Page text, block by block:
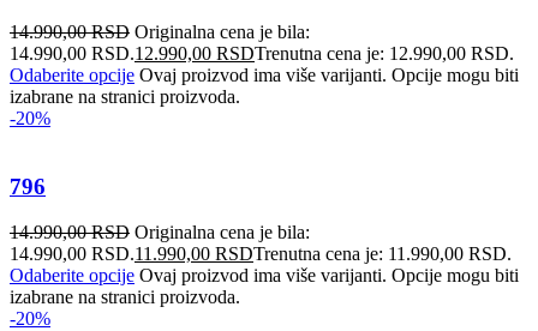
14.990,00RSD Originalna cena je bila:
14.990,00 RSD.12.990,00 RSDTrenutna cena je: 12.990,00 RSD.
Odaberite opcije Ovaj proizvod ima više varijanti. Opcije mogu biti
izabrane na stranici proizvoda.
-20%
796
14.990,00RSD Originalna cena je bila:
14.990,00 RSD.11.990,00 RSDTrenutna cena je: 11.990,00 RSD.
Odaberite opcije Ovaj proizvod ima više varijanti. Opcije mogu biti
izabrane na stranici proizvoda.
-20%